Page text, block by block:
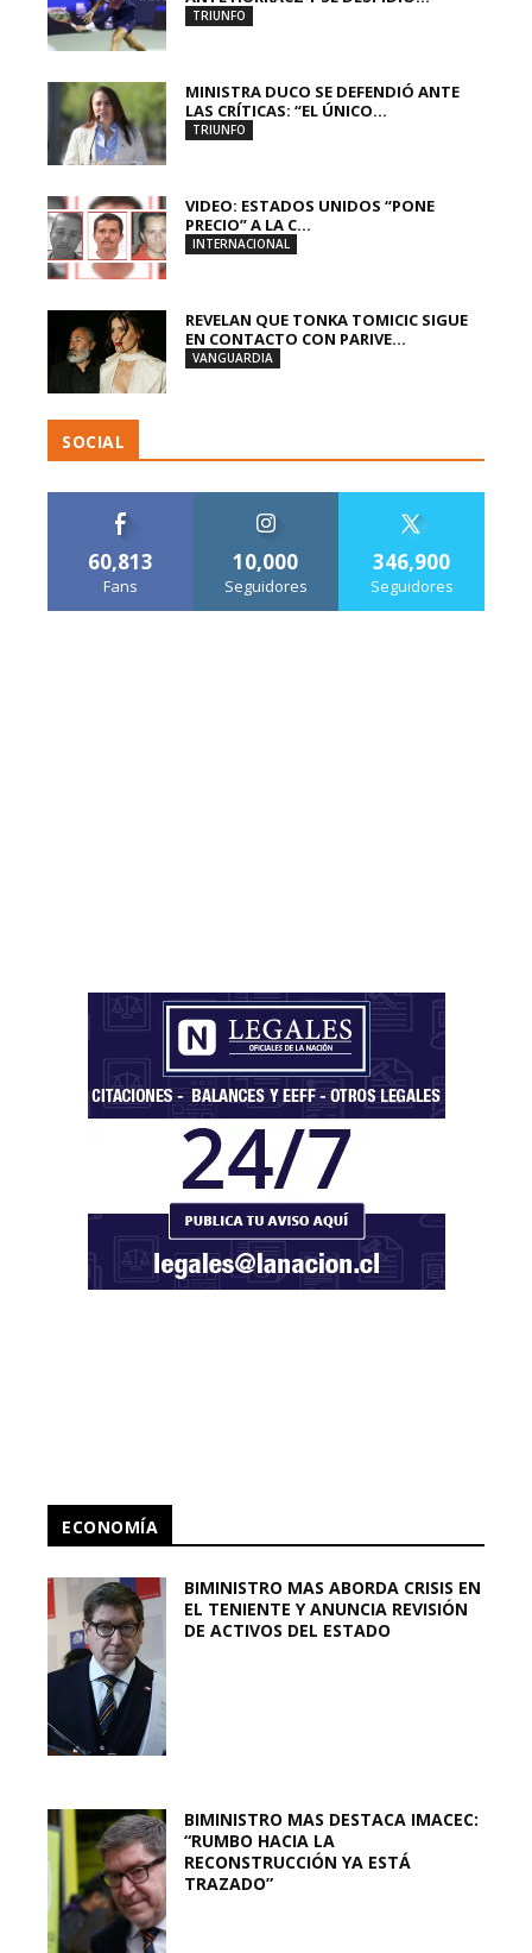
TRIUNFO
MINISTRA DUCO SE DEFENDIÓ ANTE
LAS CRÍTICAS: “EL ÚNICO...
TRIUNFO
VIDEO: ESTADOS UNIDOS “PONE
PRECIO” A LA C...
INTERNACIONAL
REVELAN QUE TONKA TOMICIC SIGUE
EN CONTACTO CON PARIVE...
VANGUARDIA
SOCIAL
60,813
Fans
10,000
Seguidores
346,900
Seguidores
ECONOMÍA
BIMINISTRO MAS ABORDA CRISIS EN
EL TENIENTE Y ANUNCIA REVISIÓN
DE ACTIVOS DEL ESTADO
BIMINISTRO MAS DESTACA IMACEC:
“RUMBO HACIA LA
RECONSTRUCCIÓN YA ESTÁ
TRAZADO”